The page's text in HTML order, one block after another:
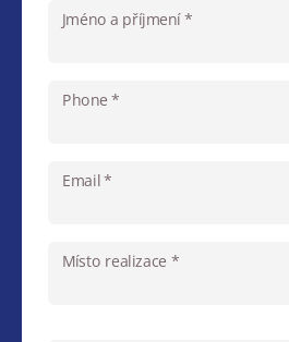
Jméno a příjmení *
Phone *
Email *
Místo realizace *